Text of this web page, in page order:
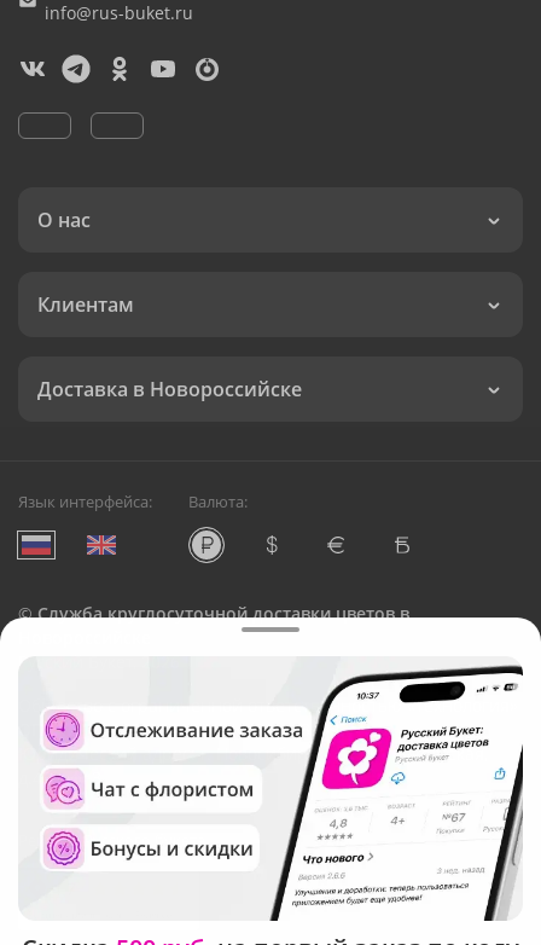
info@rus-buket.ru
О нас
Клиентам
Доставка в Новороссийске
Язык интерфейса: Валюта:
©Служба круглосуточной доставки цветов в
Русский Букет, 2026
Общество с ограниченной ответственностью «Технология»
ОГРН: 1195476081745, ИНН: 5410081997
Юридический адрес: г. Новосибирск, ул. Ипподромская,
д.42, оф. 3
Рейтинг Русского букета